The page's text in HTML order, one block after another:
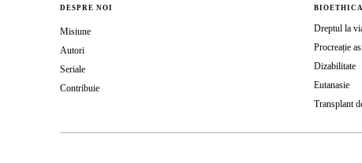
DESPRE NOI
Misiune
Autori
Seriale
Contribuie
Dreptul la
Procreație
Dizabilitate
Eutanasie
Transplant